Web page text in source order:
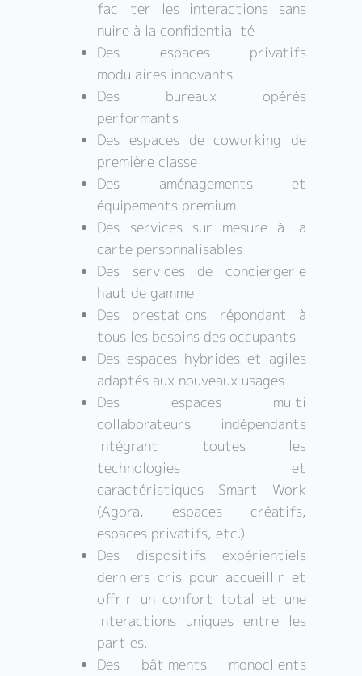
faciliter les interactions sans
nuire à la confidentialité
Des espaces privatifs
modulaires innovants
Des bureaux opérés
performants
Des espaces de coworking de
première classe
Des aménagements et
équipements premium
Des services sur mesure à la
carte personnalisables
Des services de conciergerie
haut de gamme
Des prestations répondant à
tous les besoins des occupants
Des espaces hybrides et agiles
adaptés aux nouveaux usages
Des espaces multi
collaborateurs indépendants
intégrant toutes les
technologies et
caractéristiques Smart Work
(Agora, espaces créatifs,
espaces privatifs, etc.)
Des dispositifs expérientiels
derniers cris pour accueillir et
offrir un confort total et une
interactions uniques entre les
parties.
Des bâtiments monoclients